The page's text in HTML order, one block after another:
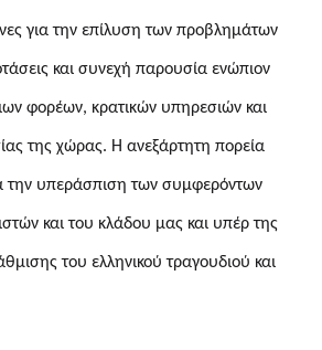
για την επίλυση των προβλημάτων
και συνεχή παρουσία ενώπιον
φορέων, κρατικών υπηρεσιών και
της χώρας. Η ανεξάρτητη πορεία
την υπεράσπιση των συμφερόντων
και του κλάδου μας και υπέρ της
του ελληνικού τραγουδιού και